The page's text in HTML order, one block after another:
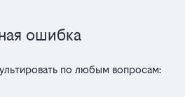
ошибка
по любым вопросам: